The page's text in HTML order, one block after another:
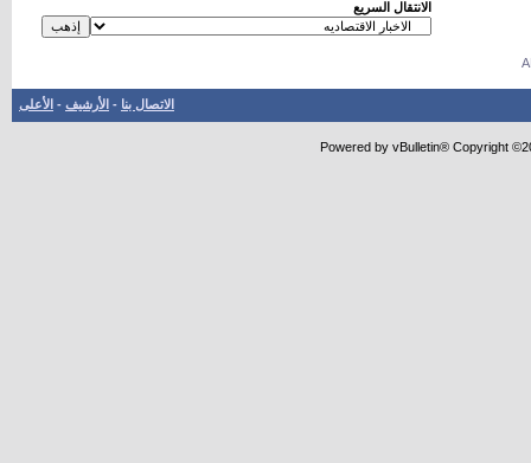
الانتقال السريع
الاتصال بنا - الأرشيف - الأعلى
Powered by vBulletin® Copyright